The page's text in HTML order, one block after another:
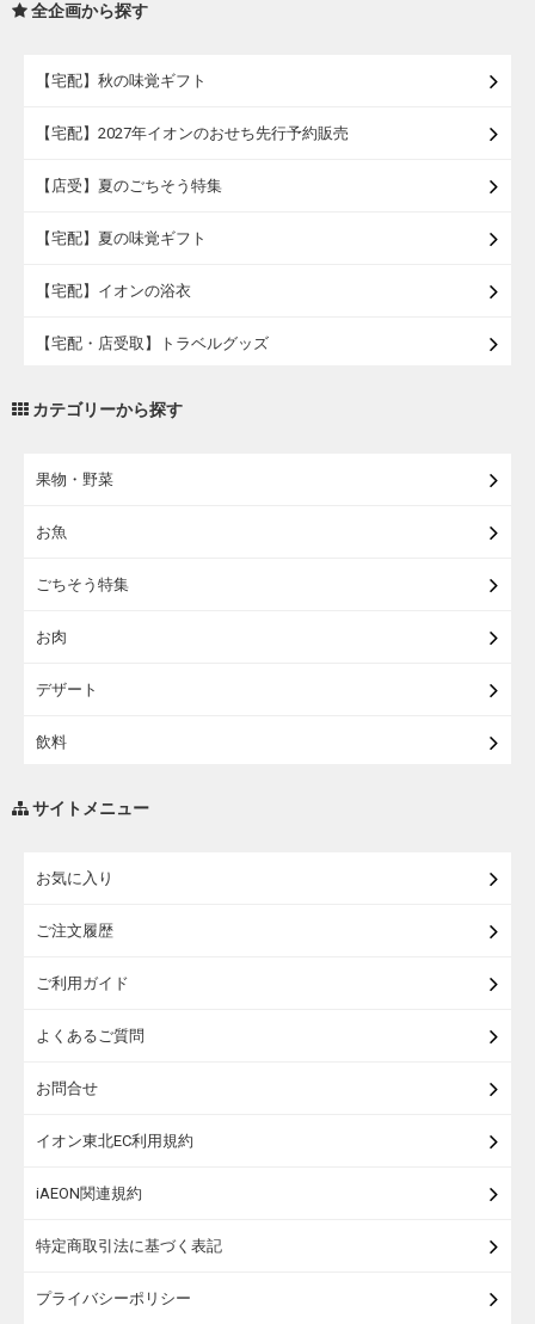
全企画から探す
【宅配】秋の味覚ギフト
【宅配】2027年イオンのおせち先行予約販売
【店受】夏のごちそう特集
【宅配】夏の味覚ギフト
【宅配】イオンの浴衣
【宅配・店受取】トラベルグッズ
カテゴリーから探す
果物・野菜
お魚
ごちそう特集
お肉
デザート
飲料
サイトメニュー
お気に入り
ご注文履歴
ご利用ガイド
よくあるご質問
お問合せ
イオン東北EC利用規約
iAEON関連規約
特定商取引法に基づく表記
プライバシーポリシー